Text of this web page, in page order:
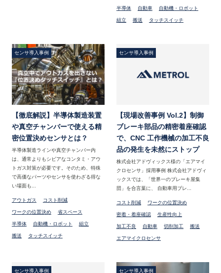
半導体 自動車 自動機・ロボット
組立 搬送 タッチスイッチ
センサ導入事例
【徹底解説】半導体製造装置
や真空チャンバーで使える精
密位置決めセンサとは？
半導体製造ラインや真空チャンバー内
は、通常よりもシビアなコンタミ・アウ
トガス対策が必要です。そのため、特殊
で高価なパーツやセンサを使わざる得な
い場面も...
アウトガス コスト削減
ワークの位置決め 省スペース
半導体 自動機・ロボット 組立
搬送 タッチスイッチ
センサ導入事例
【現場改善事例 Vol.2】制御
ブレーキ部品の精密着座確認
で、CNC 工作機械の加工不良
品の発生を未然にストップ
株式会社アドヴィックス様の「エアマイ
クロセンサ」採用事例 株式会社アドヴィ
ックスでは、「世界一のブレーキ屋集
団」を合言葉に、 自動車用ブレ...
コスト削減 ワークの位置決め
密着・着座確認 生産性向上
加工不良 自動車 切削加工 搬送
エアマイクロセンサ
センサ導入事例 センサ導入事例